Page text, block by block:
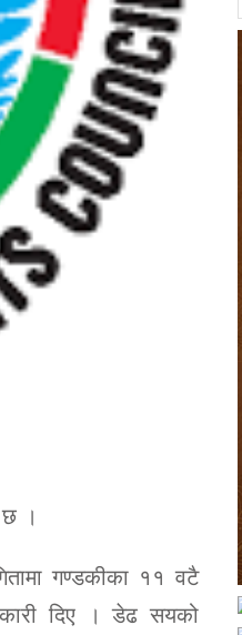
छ ।
गण्डकीका ११ वटै
दिए । डेढ सयको